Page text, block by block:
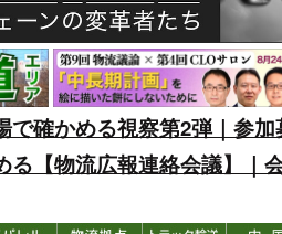
確かめる視察第2弾｜参加
る【物流広報連絡会議】｜